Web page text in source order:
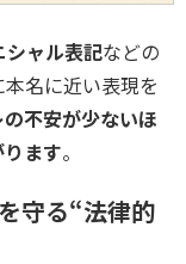
シャル表記などの
名に近い表現を
不安が少ないほ
ます。
守る“法律的